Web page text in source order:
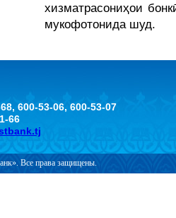
хизматрасониҳои
мукофотонида шуд.
600-53-06, 600-53-07
66
Все права защищены.